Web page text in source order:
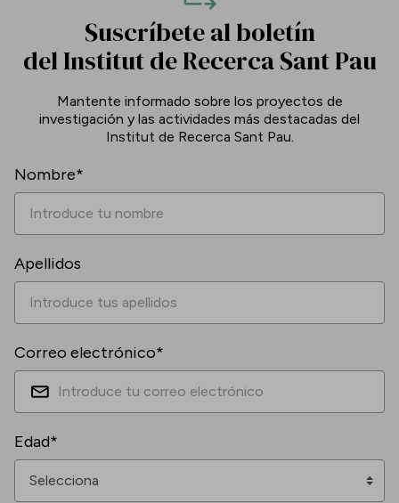
Suscríbete al boletín
del Institut de Recerca Sant Pau
Mantente informado sobre los proyectos de
investigación y las actividades más destacadas del
Institut de Recerca Sant Pau.
Nombre*
Apellidos
Correo electrónico*
Edad*